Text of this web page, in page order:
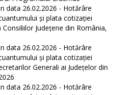
data 26.02.2026 - Hotărâre
și plata cotizației
Județene din România,
data 26.02.2026 - Hotărâre
și plata cotizației
Generali ai Județelor din
data 26.02.2026 - Hotărâre